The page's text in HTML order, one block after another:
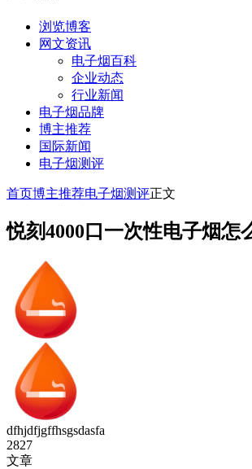
浏览博客
网文资讯
电子烟百科
企业动态
行业新闻
电子烟品牌
博主推荐
国际新闻
电子烟测评
首页博主推荐电子烟测评正文
悦刻4000口一次性电子烟怎
dfhjdfjgffhsgsdasfa
2827
文章